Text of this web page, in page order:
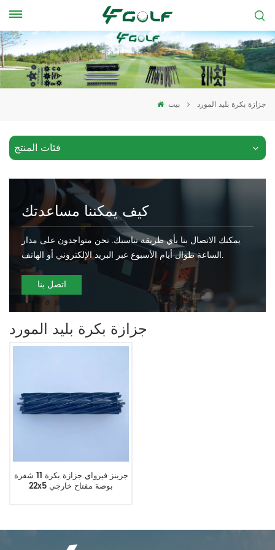
بيت جزازة بكرة بليد المورد
فئات المنتج
كيف يمكننا مساعدتك
يمكنك الاتصال بنا بأي طريقة تناسبك. نحن متواجدون على مدار
الساعة طوال أيام الأسبوع عبر البريد الإلكتروني أو الهاتف.
اتصل بنا
جزازة بكرة بليد المورد
جرينز فيرواي جزازة بكرة 11 شفرة
22x5 بوصة مفتاح خارجي